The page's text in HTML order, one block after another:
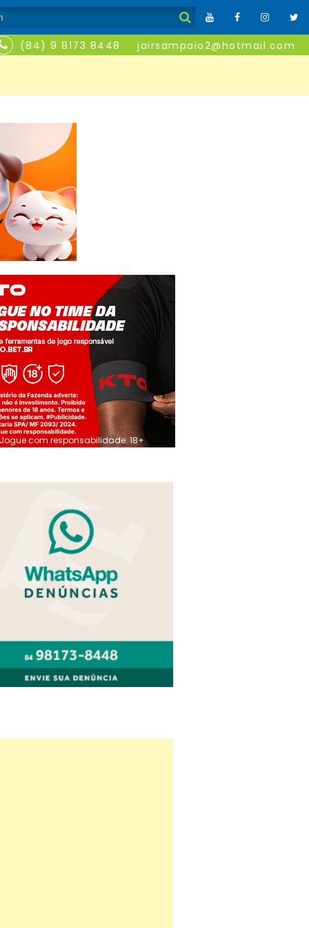
(84) 9 8173 8448 jairsampaio2@hotmail.com
Jogue com responsabilidade. 18+